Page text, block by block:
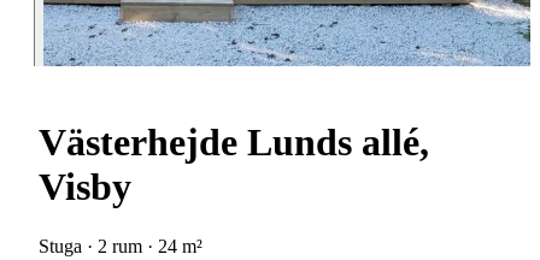
Västerhejde Lunds allé,
Visby
Stuga · 2 rum · 24 m²